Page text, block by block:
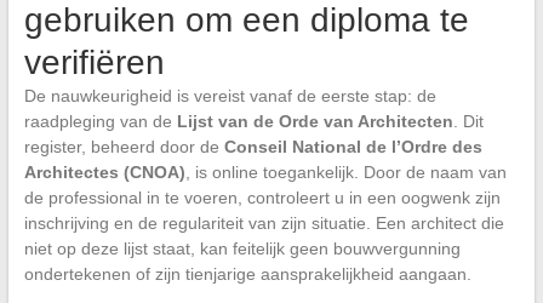
gebruiken om een diploma te
verifiëren
De nauwkeurigheid is vereist vanaf de eerste stap: de
raadpleging van de Lijst van de Orde van Architecten . Dit
register, beheerd door de Conseil National de l’Ordre des
Architectes (CNOA) , is online toegankelijk. Door de naam van
de professional in te voeren, controleert u in een oogwenk zijn
inschrijving en de regulariteit van zijn situatie. Een architect die
niet op deze lijst staat, kan feitelijk geen bouwvergunning
ondertekenen of zijn tienjarige aansprakelijkheid aangaan.